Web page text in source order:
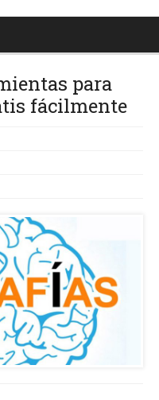
para
fácilmente